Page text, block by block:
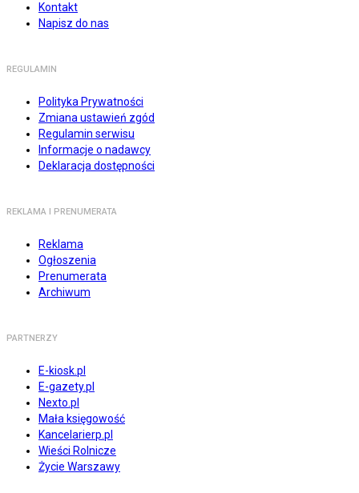
Kontakt
Napisz do nas
REGULAMIN
Polityka Prywatności
Zmiana ustawień zgód
Regulamin serwisu
Informacje o nadawcy
Deklaracja dostępności
REKLAMA I PRENUMERATA
Reklama
Ogłoszenia
Prenumerata
Archiwum
PARTNERZY
E-kiosk.pl
E-gazety.pl
Nexto.pl
Mała księgowość
Kancelarierp.pl
Wieści Rolnicze
Życie Warszawy